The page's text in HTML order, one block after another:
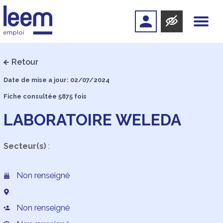
Retour
Date de mise a jour: 02/07/2024
Fiche consultée 5875 fois
LABORATOIRE WELEDA
Secteur(s):
Non renseigné
Non renseigné